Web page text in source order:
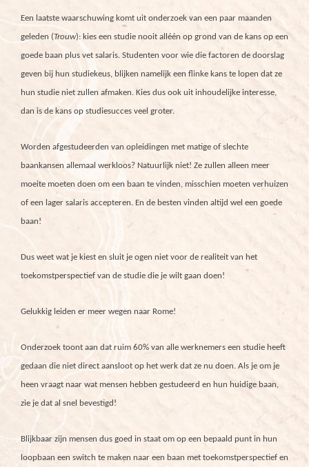
Een laatste waarschuwing komt uit onderzoek van een paar maanden
geleden (Trouw): kies een studie nooit alléén op grond van de kans op een
goede baan plus vet salaris. Studenten voor wie die factoren de doorslag
geven bij hun studiekeus, blijken namelijk een flinke kans te lopen dat ze
hun studie niet zullen afmaken. Kies dus ook uit inhoudelijke interesse,
dan is de kans op studiesucces veel groter.
Worden afgestudeerden van opleidingen met matige of slechte
baankansen allemaal werkloos? Natuurlijk niet! Ze zullen alleen meer
moeite moeten doen om een baan te vinden, misschien moeten verhuizen
of een lager salaris accepteren. En de besten vinden altijd wel een goede
baan!
Dus weet wat je kiest en sluit je ogen niet voor de realiteit van het
toekomstperspectief van de studie die je wilt gaan doen!
Gelukkig leiden er meer wegen naar Rome!
Onderzoek toont aan dat ruim 60% van alle werknemers een studie heeft
gedaan die niet direct aansloot op het werk dat ze nu doen. Als je om je
heen vraagt naar wat mensen hebben gestudeerd en hun huidige baan,
zie je dat al snel bevestigd!
Blijkbaar zijn mensen dus goed in staat om op een bepaald punt in hun
loopbaan een switch te maken naar een baan met toekomstperspectief en